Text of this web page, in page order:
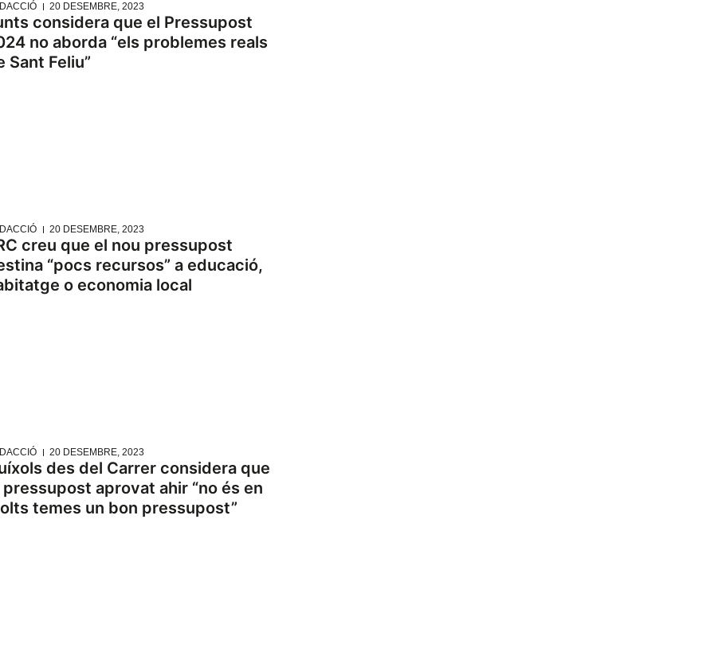
20 DESEMBRE, 2023
considera que el Pressupost
no aborda “els problemes reals
Sant Feliu”
20 DESEMBRE, 2023
creu que el nou pressupost
“pocs recursos” a educació,
o economia local
20 DESEMBRE, 2023
des del Carrer considera que
pressupost aprovat ahir “no és en
temes un bon pressupost”